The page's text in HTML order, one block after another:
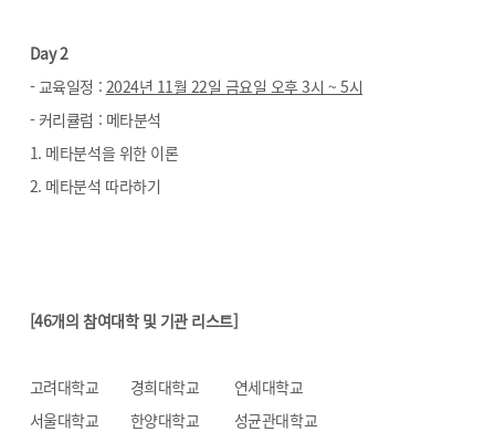
Day 2
- 교육일정 : 2024년 11월 22일 금요일 오후 3시 ~ 5시
- 커리큘럼 : 메타분석
1. 메타분석을 위한 이론
2. 메타분석 따라하기
[46개의 참여대학 및 기관 리스트]
고려대학교 경희대학교 연세대학교
서울대학교 한양대학교 성균관대학교